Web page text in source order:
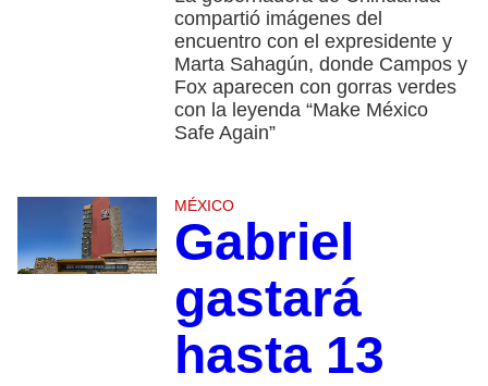
compartió imágenes del
encuentro con el expresidente y
Marta Sahagún, donde Campos y
Fox aparecen con gorras verdes
con la leyenda “Make México
Safe Again”
MÉXICO
Gabriel
gastará
hasta 13